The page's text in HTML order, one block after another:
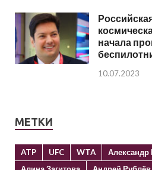
начала
10.07.2023
МЕТКИ
ATP UFC WTA